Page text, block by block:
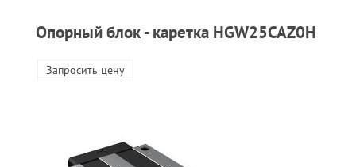
Опорный блок - каретка HGW25CAZ0H
Запросить цену